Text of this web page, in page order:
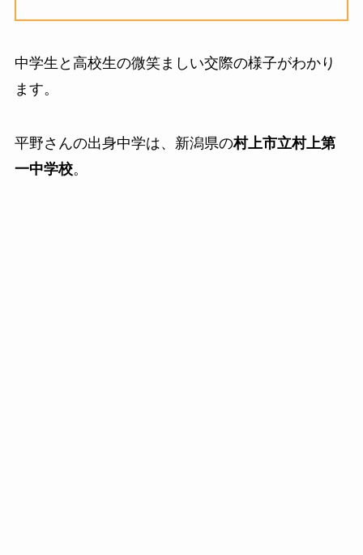
中学生と高校生の微笑ましい交際の様子がわかり
ます。
平野さんの出身中学は、新潟県の村上市立村上第
一中学校。